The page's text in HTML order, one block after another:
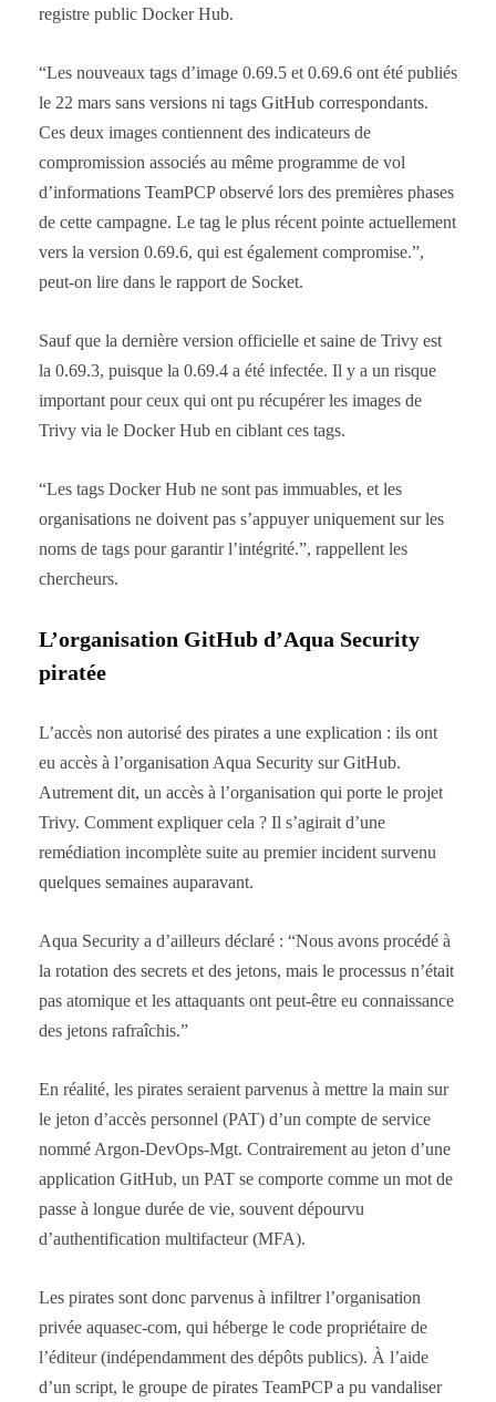
registre public Docker Hub.
“Les nouveaux tags d’image 0.69.5 et 0.69.6 ont été publiés
le 22 mars sans versions ni tags GitHub correspondants.
Ces deux images contiennent des indicateurs de
compromission associés au même programme de vol
d’informations TeamPCP observé lors des premières phases
de cette campagne. Le tag le plus récent pointe actuellement
vers la version 0.69.6, qui est également compromise.”,
peut-on lire dans le rapport de Socket.
Sauf que la dernière version officielle et saine de Trivy est
la 0.69.3, puisque la 0.69.4 a été infectée. Il y a un risque
important pour ceux qui ont pu récupérer les images de
Trivy via le Docker Hub en ciblant ces tags.
“Les tags Docker Hub ne sont pas immuables, et les
organisations ne doivent pas s’appuyer uniquement sur les
noms de tags pour garantir l’intégrité.”, rappellent les
chercheurs.
L’organisation GitHub d’Aqua Security
piratée
L’accès non autorisé des pirates a une explication : ils ont
eu accès à l’organisation Aqua Security sur GitHub.
Autrement dit, un accès à l’organisation qui porte le projet
Trivy. Comment expliquer cela ? Il s’agirait d’une
remédiation incomplète suite au premier incident survenu
quelques semaines auparavant.
Aqua Security a d’ailleurs déclaré : “Nous avons procédé à
la rotation des secrets et des jetons, mais le processus n’était
pas atomique et les attaquants ont peut-être eu connaissance
des jetons rafraîchis.”
En réalité, les pirates seraient parvenus à mettre la main sur
le jeton d’accès personnel (PAT) d’un compte de service
nommé Argon-DevOps-Mgt. Contrairement au jeton d’une
application GitHub, un PAT se comporte comme un mot de
passe à longue durée de vie, souvent dépourvu
d’authentification multifacteur (MFA).
Les pirates sont donc parvenus à infiltrer l’organisation
privée aquasec-com, qui héberge le code propriétaire de
l’éditeur (indépendamment des dépôts publics). À l’aide
d’un script, le groupe de pirates TeamPCP a pu vandaliser